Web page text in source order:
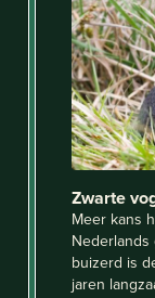
Zwarte
Meer kans
buizerd is
jaren